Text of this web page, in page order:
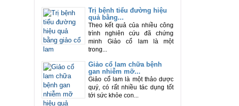
Trị bệnh tiểu đường hiệu
quả bằng...
Theo kết quả của nhiều công
trình nghiên cứu đã chứng
minh Giảo cổ lam là một
trong...
Giảo cổ lam chữa bệnh
gan nhiễm mỡ...
Giảo cổ lam là một thảo dược
quý, có rất nhiều tác dụng tốt
tới sức khỏe con...